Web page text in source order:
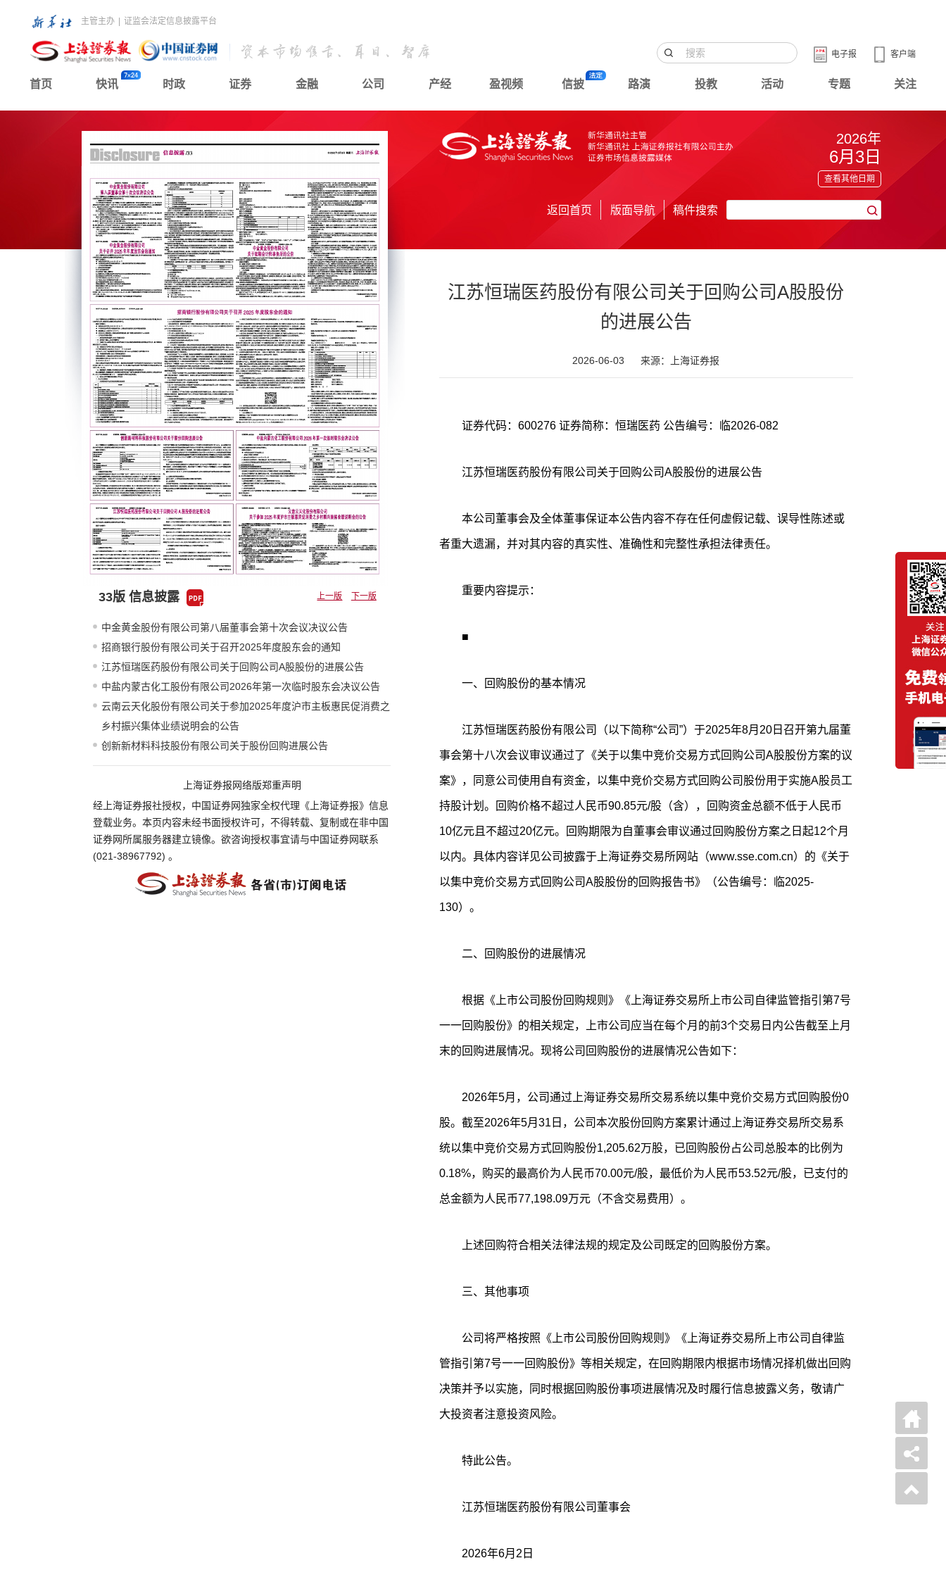
主管主办 证监会法定信息披露平台
客户端
电子报
首页 快讯 时政 证券 金融 公司 产经 盈视频 信披 路演 投教 活动 专题 关注
33版 信息披露 上一版 下一版
中金黄金股份有限公司第八届董事会第十次会议决议公告
招商银行股份有限公司关于召开2025年度股东会的通知
江苏恒瑞医药股份有限公司关于回购公司A股股份的进展公告
中盐内蒙古化工股份有限公司2026年第一次临时股东会决议公告
云南云天化股份有限公司关于参加2025年度沪市主板惠民促消费之
乡村振兴集体业绩说明会的公告
创新新材料科技股份有限公司关于股份回购进展公告
上海证券报网络版郑重声明
经上海证券报社授权，中国证券网独家全权代理《上海证券报》信息
登载业务。本页内容未经书面授权许可，不得转载、复制或在非中国
证券网所属服务器建立镜像。欲咨询授权事宜请与中国证券网联系
(021-38967792) 。
2026年
6月3日
查看其他日期
返回首页 版面导航 稿件搜索
江苏恒瑞医药股份有限公司关于回购公司A股股份
的进展公告
2026-06-03 来源：上海证券报
证券代码：600276 证券简称：恒瑞医药 公告编号：临2026-082
江苏恒瑞医药股份有限公司关于回购公司A股股份的进展公告
本公司董事会及全体董事保证本公告内容不存在任何虚假记载、误导性陈述或
者重大遗漏，并对其内容的真实性、准确性和完整性承担法律责任。
重要内容提示：
■
一、回购股份的基本情况
江苏恒瑞医药股份有限公司（以下简称“公司”）于2025年8月20日召开第九届董
事会第十八次会议审议通过了《关于以集中竞价交易方式回购公司A股股份方案的议
案》，同意公司使用自有资金，以集中竞价交易方式回购公司股份用于实施A股员工
持股计划。回购价格不超过人民币90.85元/股（含），回购资金总额不低于人民币
10亿元且不超过20亿元。回购期限为自董事会审议通过回购股份方案之日起12个月
以内。具体内容详见公司披露于上海证券交易所网站（www.sse.com.cn）的《关于
以集中竞价交易方式回购公司A股股份的回购报告书》（公告编号：临2025-
130）。
二、回购股份的进展情况
根据《上市公司股份回购规则》《上海证券交易所上市公司自律监管指引第7号
一一回购股份》的相关规定，上市公司应当在每个月的前3个交易日内公告截至上月
末的回购进展情况。现将公司回购股份的进展情况公告如下：
2026年5月，公司通过上海证券交易所交易系统以集中竞价交易方式回购股份0
股。截至2026年5月31日，公司本次股份回购方案累计通过上海证券交易所交易系
统以集中竞价交易方式回购股份1,205.62万股，已回购股份占公司总股本的比例为
0.18%，购买的最高价为人民币70.00元/股，最低价为人民币53.52元/股，已支付的
总金额为人民币77,198.09万元（不含交易费用）。
上述回购符合相关法律法规的规定及公司既定的回购股份方案。
三、其他事项
公司将严格按照《上市公司股份回购规则》《上海证券交易所上市公司自律监
管指引第7号一一回购股份》等相关规定，在回购期限内根据市场情况择机做出回购
决策并予以实施，同时根据回购股份事项进展情况及时履行信息披露义务，敬请广
大投资者注意投资风险。
特此公告。
江苏恒瑞医药股份有限公司董事会
2026年6月2日